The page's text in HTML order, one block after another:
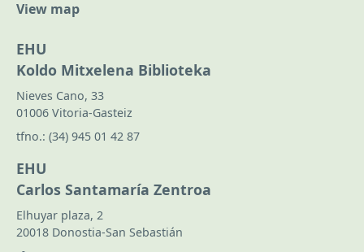
View map
EHU
Koldo Mitxelena Biblioteka
Nieves Cano, 33
01006 Vitoria-Gasteiz
tfno.: (34) 945 01 42 87
EHU
Carlos Santamaría Zentroa
Elhuyar plaza, 2
20018 Donostia-San Sebastián